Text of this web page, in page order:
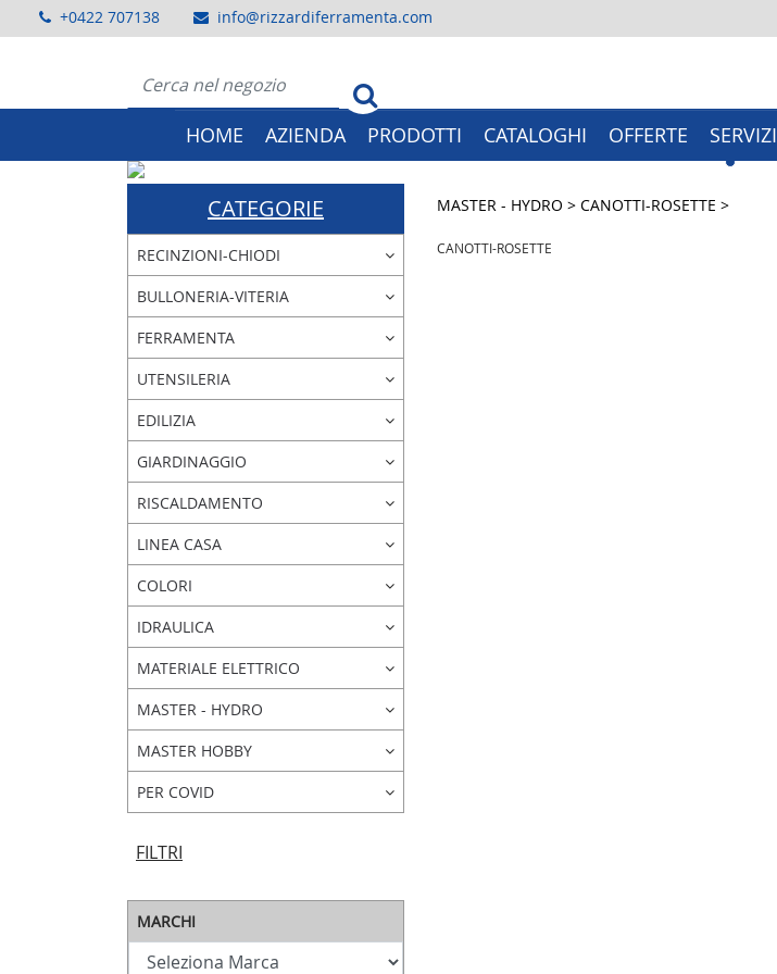
+0422 707138 info@rizzardiferramenta.com
HOME AZIENDA PRODOTTI CATALOGHI OFFERTE SERVIZI
CATEGORIE
RECINZIONI-CHIODI
BULLONERIA-VITERIA
FERRAMENTA
UTENSILERIA
EDILIZIA
GIARDINAGGIO
RISCALDAMENTO
LINEA CASA
COLORI
IDRAULICA
MATERIALE ELETTRICO
MASTER - HYDRO
MASTER HOBBY
PER COVID
FILTRI
MARCHI
MASTER - HYDRO > CANOTTI-ROSETTE >
CANOTTI-ROSETTE